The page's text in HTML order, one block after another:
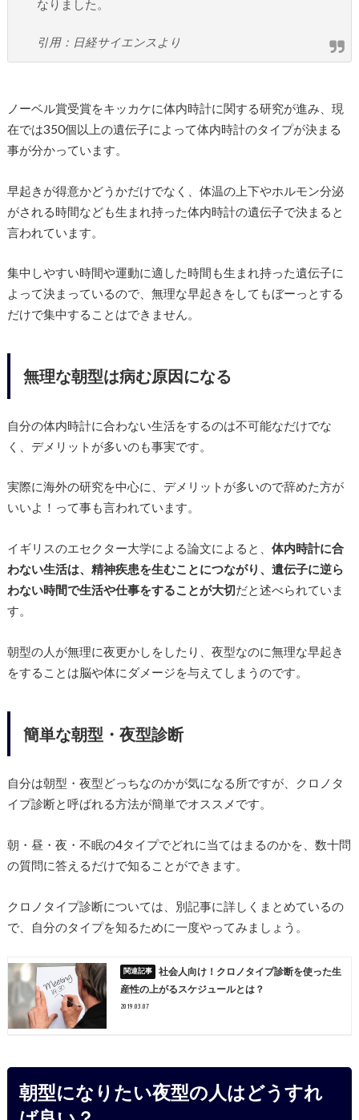
なりました。
引用：日経サイエンスより
ノーベル賞受賞をキッカケに体内時計に関する研究が進み、現
在では350個以上の遺伝子によって体内時計のタイプが決まる
事が分かっています。
早起きが得意かどうかだけでなく、体温の上下やホルモン分泌
がされる時間なども生まれ持った体内時計の遺伝子で決まると
言われています。
集中しやすい時間や運動に適した時間も生まれ持った遺伝子に
よって決まっているので、無理な早起きをしてもぼーっとする
だけで集中することはできません。
無理な朝型は病む原因になる
自分の体内時計に合わない生活をするのは不可能なだけでな
く、デメリットが多いのも事実です。
実際に海外の研究を中心に、デメリットが多いので辞めた方が
いいよ！って事も言われています。
イギリスのエセクター大学による論文によると、 体内時計に合
わない生活は、精神疾患を生むことにつながり、遺伝子に逆ら
わない時間で生活や仕事をすることが大切だと述べられていま
す。
朝型の人が無理に夜更かしをしたり、夜型なのに無理な早起き
をすることは脳や体にダメージを与えてしまうのです。
簡単な朝型・夜型診断
自分は朝型・夜型どっちなのかが気になる所ですが、クロノタ
イプ診断と呼ばれる方法が簡単でオススメです。
朝・昼・夜・不眠の4タイプでどれに当てはまるのかを、数十問
の質問に答えるだけで知ることができます。
クロノタイプ診断については、別記事に詳しくまとめているの
で、自分のタイプを知るために一度やってみましょう。
社会人向け！クロノタイプ診断を使った生
産性の上がるスケジュールとは？
2019.03.07
朝型になりたい夜型の人はどうすれ